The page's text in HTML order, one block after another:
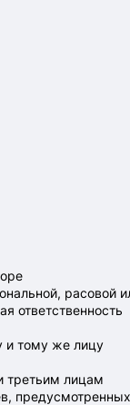
расовой
ответственность
и тому же лицу
третьим лицам